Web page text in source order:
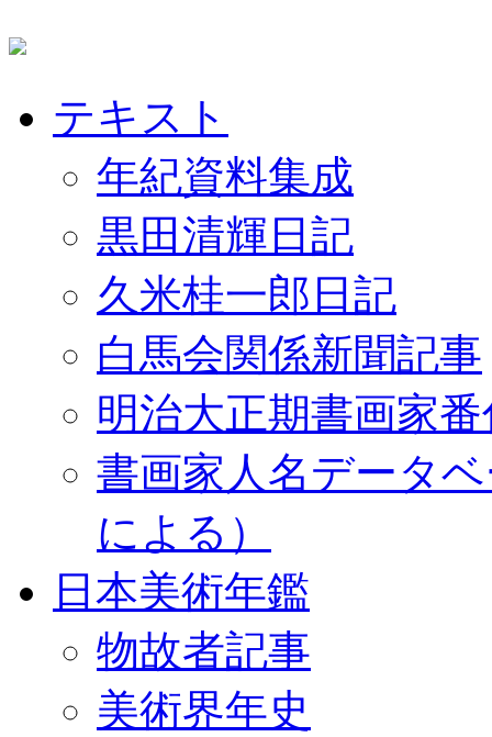
テキスト
年紀資料集成
黒田清輝日記
久米桂一郎日記
白馬会関係新聞記事
明治大正期書画家
書画家人名データ
による）
日本美術年鑑
物故者記事
美術界年史